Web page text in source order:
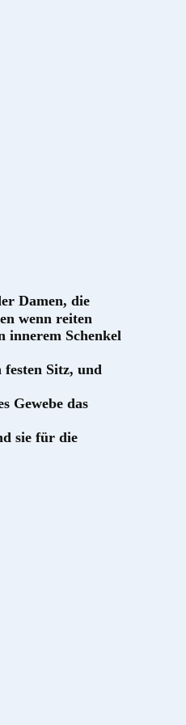
Damen, die
wenn reiten
Schenkel
Sitz, und
Gewebe das
sie für die